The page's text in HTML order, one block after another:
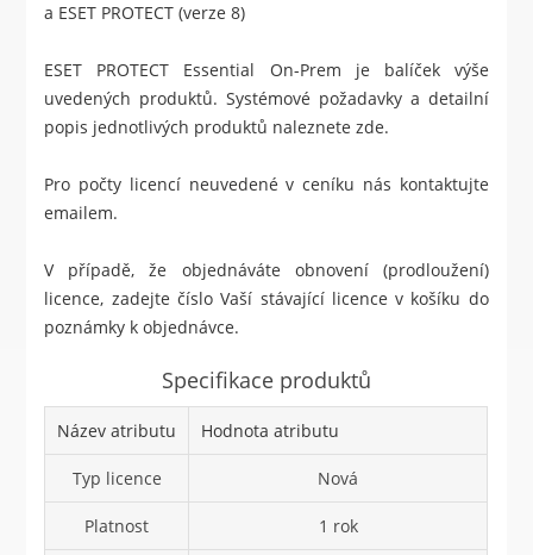
a ESET PROTECT (verze 8)
ESET PROTECT Essential On-Prem je balíček výše
uvedených produktů. Systémové požadavky a detailní
popis jednotlivých produktů naleznetezde.
Pro počty licencí neuvedené v ceníku nás kontaktujte
emailem.
V případě, že objednáváte obnovení (prodloužení)
licence, zadejte číslo Vaší stávající licence v košíku do
poznámky k objednávce.
Specifikace produktů
Název atributu Hodnota atributu
Typ licence Nová
Platnost 1 rok